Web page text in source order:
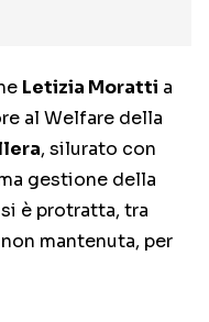
Letizia Moratti a
al Welfare della
, silurato con
gestione della
è protratta, tra
mantenuta, per